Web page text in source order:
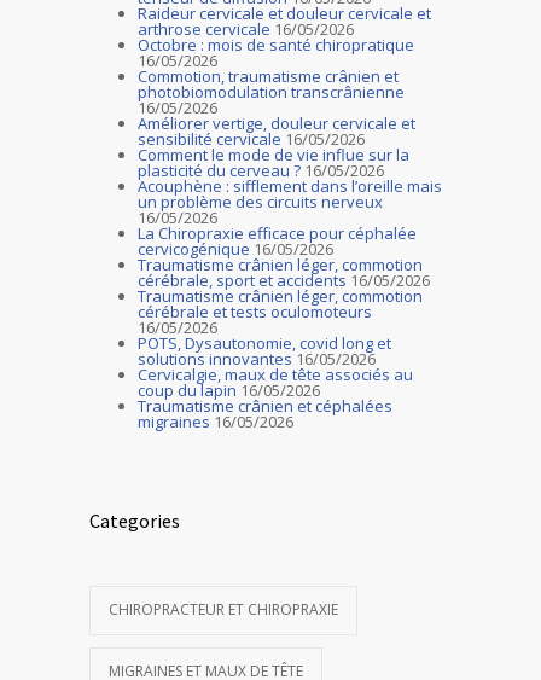
Raideur cervicale et douleur cervicale et
arthrose cervicale 16/05/2026
Octobre : mois de santé chiropratique
16/05/2026
Commotion, traumatisme crânien et
photobiomodulation transcrânienne
16/05/2026
Améliorer vertige, douleur cervicale et
sensibilité cervicale 16/05/2026
Comment le mode de vie influe sur la
plasticité du cerveau ? 16/05/2026
Acouphène : sifflement dans l’oreille mais
un problème des circuits nerveux
16/05/2026
La Chiropraxie efficace pour céphalée
cervicogénique 16/05/2026
Traumatisme crânien léger, commotion
cérébrale, sport et accidents 16/05/2026
Traumatisme crânien léger, commotion
cérébrale et tests oculomoteurs
16/05/2026
POTS, Dysautonomie, covid long et
solutions innovantes 16/05/2026
Cervicalgie, maux de tête associés au
coup du lapin 16/05/2026
Traumatisme crânien et céphalées
migraines 16/05/2026
Categories
CHIROPRACTEUR ET CHIROPRAXIE
MIGRAINES ET MAUX DE TÊTE